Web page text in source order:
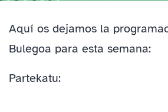
Aquí os dejamos la
Bulegoa para esta semana:
Partekatu: